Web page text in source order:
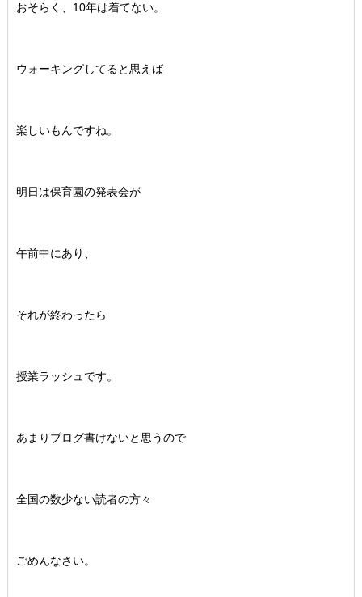
おそらく、10年は着てない。
ウォーキングしてると思えば
楽しいもんですね。
明日は保育園の発表会が
午前中にあり、
それが終わったら
授業ラッシュです。
あまりブログ書けないと思うので
全国の数少ない読者の方々
ごめんなさい。